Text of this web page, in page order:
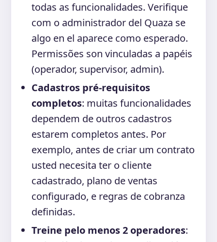
todas as funcionalidades. Verifique
com o administrador del Quaza se
algo en el aparece como esperado.
Permissões son vinculadas a papéis
(operador, supervisor, admin).
Cadastros pré-requisitos
completos: muitas funcionalidades
dependem de outros cadastros
estarem completos antes. Por
exemplo, antes de criar um contrato
usted necesita ter o cliente
cadastrado, plano de ventas
configurado, e regras de cobranza
definidas.
Treine pelo menos 2 operadores: